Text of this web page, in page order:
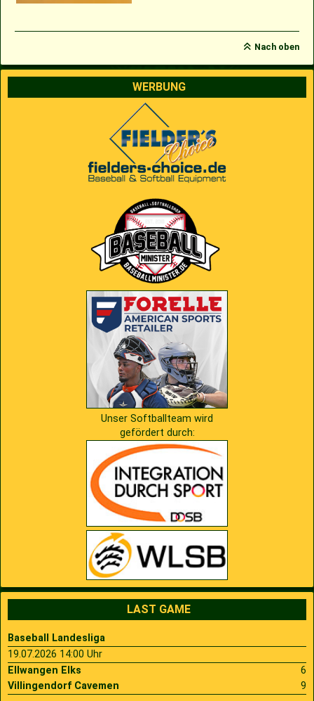
Nach oben
WERBUNG
Unser Softballteam wird
gefördert durch:
LAST GAME
Baseball Landesliga
19.07.2026 14:00 Uhr
Ellwangen Elks
6
Villingendorf Cavemen
9